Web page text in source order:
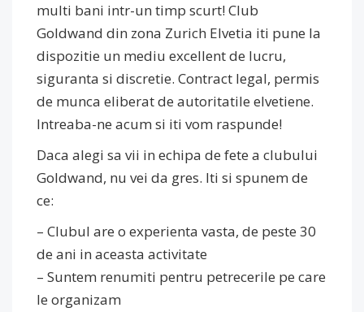
multi bani intr-un timp scurt! Club
Goldwand din zona Zurich Elvetia iti pune la
dispozitie un mediu excellent de lucru,
siguranta si discretie. Contract legal, permis
de munca eliberat de autoritatile elvetiene.
Intreaba-ne acum si iti vom raspunde!
Daca alegi sa vii in echipa de fete a clubului
Goldwand, nu vei da gres. Iti si spunem de
ce:
– Clubul are o experienta vasta, de peste 30
de ani in aceasta activitate
– Suntem renumiti pentru petrecerile pe care
le organizam